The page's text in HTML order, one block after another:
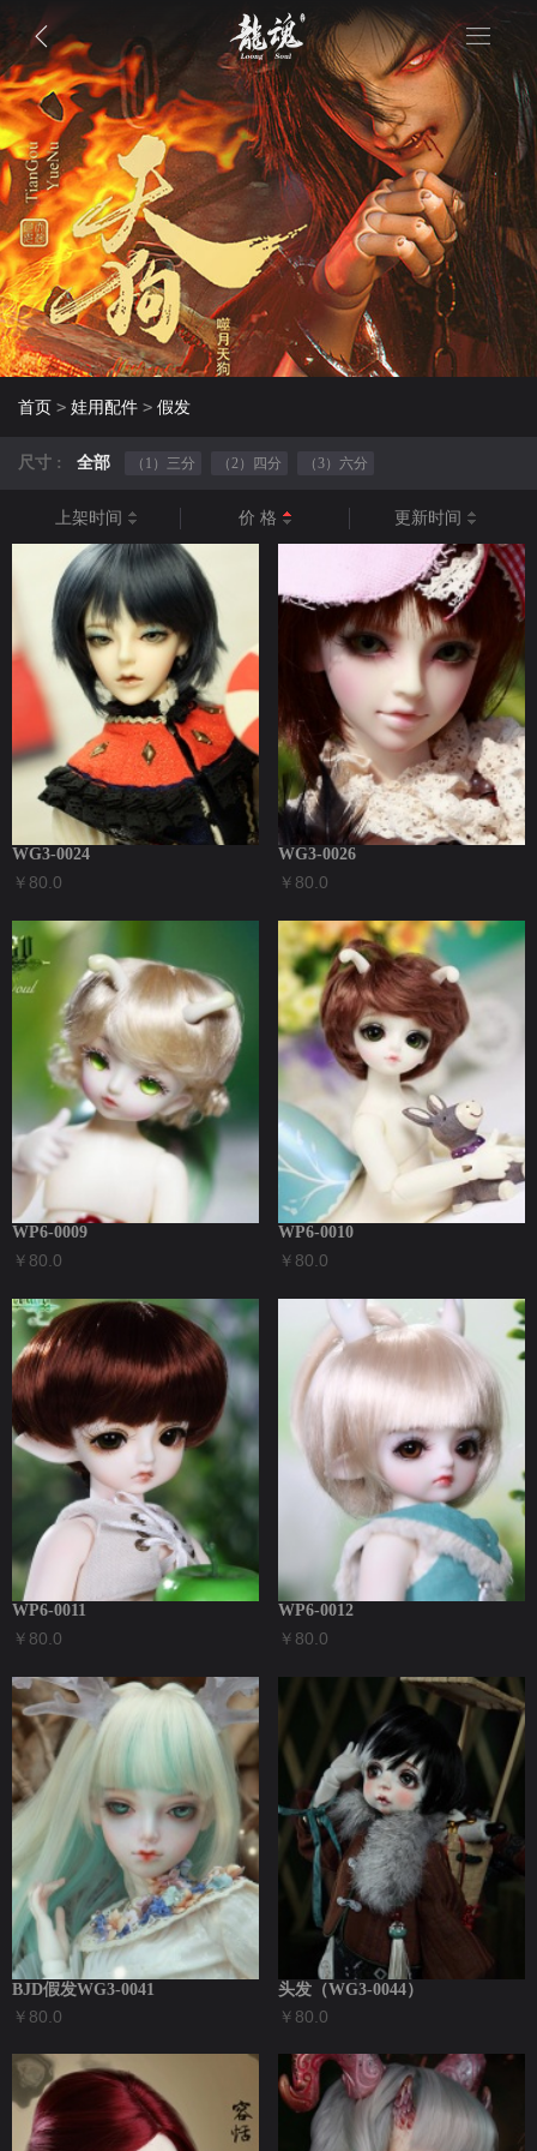
首页 > 娃用配件 > 假发
尺寸 : 全部 （1）三分 （2）四分 （3）六分
上架时间 价 格 更新时间
WG3-0024
￥80.0
WG3-0026
￥80.0
WP6-0009
￥80.0
WP6-0010
￥80.0
WP6-0011
￥80.0
WP6-0012
￥80.0
BJD假发WG3-0041
￥80.0
头发（WG3-0044）
￥80.0